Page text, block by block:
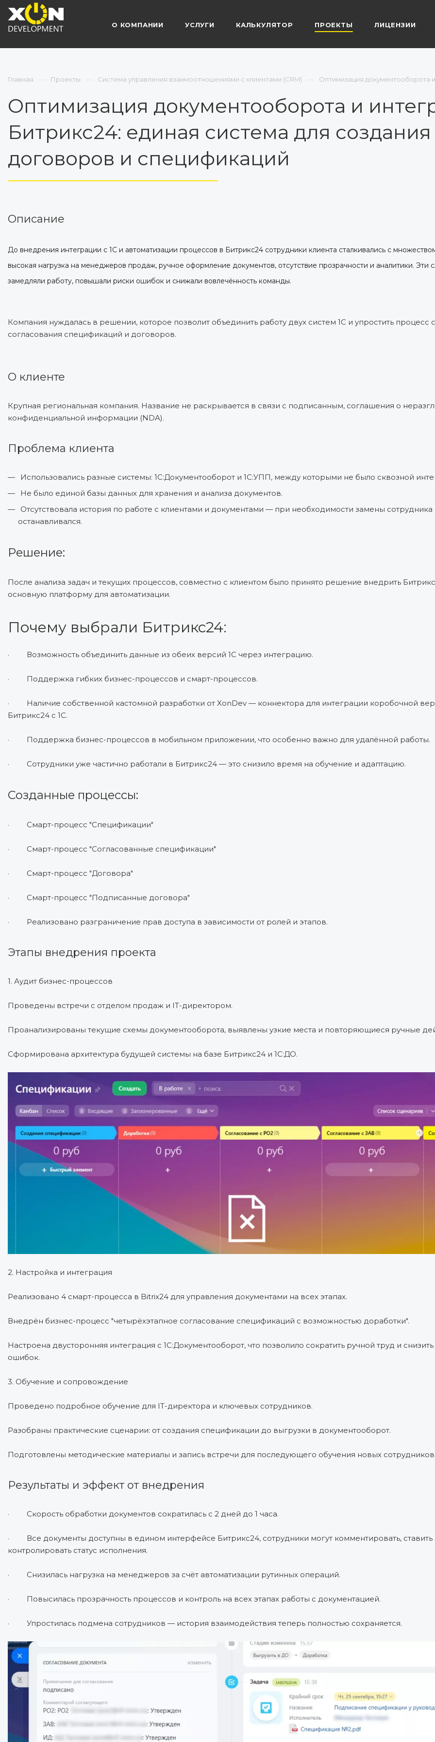
О КОМПАНИИ УСЛУГИ КАЛЬКУЛЯТОР ПРОЕКТЫ ЛИЦЕНЗИИ
Главная Проекты Система управления взаимоотношениями с клиентами (CRM) Оптимизация документооборота
Оптимизация документооборота и
Битрикс24: единая система для
договоров и спецификаций
Описание
До внедрения интеграции с 1С и автоматизации процессов в Битрикс24 сотрудники клиента сталкивались с
высокая нагрузка на менеджеров продаж, ручное оформление документов, отсутствие прозрачности и аналитики. Эти
замедляли работу, повышали риски ошибок и снижали вовлечённость команды.
Компания нуждалась в решении, которое позволит объединить работу двух систем 1С и упростить процесс
согласования спецификаций и договоров.
О клиенте
Крупная региональная компания. Название не раскрывается в связи с подписанным, соглашения о
конфиденциальной информации (NDA).
Проблема клиента
Использовались разные системы: 1С:Документооборот и 1С:УПП, между которыми не было сквозной
Не было единой базы данных для хранения и анализа документов.
Отсутствовала история по работе с клиентами и документами — при необходимости замены
останавливался.
Решение:
После анализа задач и текущих процессов, совместно с клиентом было принято решение внедрить
основную платформу для автоматизации.
Почему выбрали Битрикс24:
· Возможность объединить данные из обеих версий 1С через интеграцию.
· Поддержка гибких бизнес-процессов и смарт-процессов.
· Наличие собственной кастомной разработки от XonDev — коннектора для интеграции коробочной
Битрикс24 с 1С.
· Поддержка бизнес-процессов в мобильном приложении, что особенно важно для удалённой работы.
· Сотрудники уже частично работали в Битрикс24 — это снизило время на обучение и адаптацию.
Созданные процессы:
· Смарт-процесс "Спецификации"
· Смарт-процесс "Согласованные спецификации"
· Смарт-процесс "Договора"
· Смарт-процесс "Подписанные договора"
· Реализовано разграничение прав доступа в зависимости от ролей и этапов.
Этапы внедрения проекта
1. Аудит бизнес-процессов
Проведены встречи с отделом продаж и IT-директором.
Проанализированы текущие схемы документооборота, выявлены узкие места и повторяющиеся ручные
Сформирована архитектура будущей системы на базе Битрикс24 и 1С:ДО.
2. Настройка и интеграция
Реализовано 4 смарт-процесса в Bitrix24 для управления документами на всех этапах.
Внедрён бизнес-процесс "четырёхэтапное согласование спецификаций с возможностью доработки".
Настроена двусторонняя интеграция с 1С:Документооборот, что позволило сократить ручной труд и
ошибок.
3. Обучение и сопровождение
Проведено подробное обучение для IT-директора и ключевых сотрудников.
Разобраны практические сценарии: от создания спецификации до выгрузки в документооборот.
Подготовлены методические материалы и запись встречи для последующего обучения новых
Результаты и эффект от внедрения
· Скорость обработки документов сократилась с 2 дней до 1 часа.
· Все документы доступны в едином интерфейсе Битрикс24, сотрудники могут комментировать, ставить
контролировать статус исполнения.
· Снизилась нагрузка на менеджеров за счёт автоматизации рутинных операций.
· Повысилась прозрачность процессов и контроль на всех этапах работы с документацией.
· Упростилась подмена сотрудников — история взаимодействия теперь полностью сохраняется.